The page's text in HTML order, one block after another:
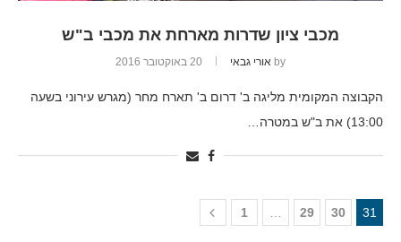
מכבי ציון שדרות מארחת את מכבי ב"ש
by אורי גבאי 20 באוקטובר 2016
הקבוצה המקומית מליגה ב' דרום ב' תארח מחר (מגרש עירוני בשעה
13:00) את ב"ש במטרה…
1 29 30 31